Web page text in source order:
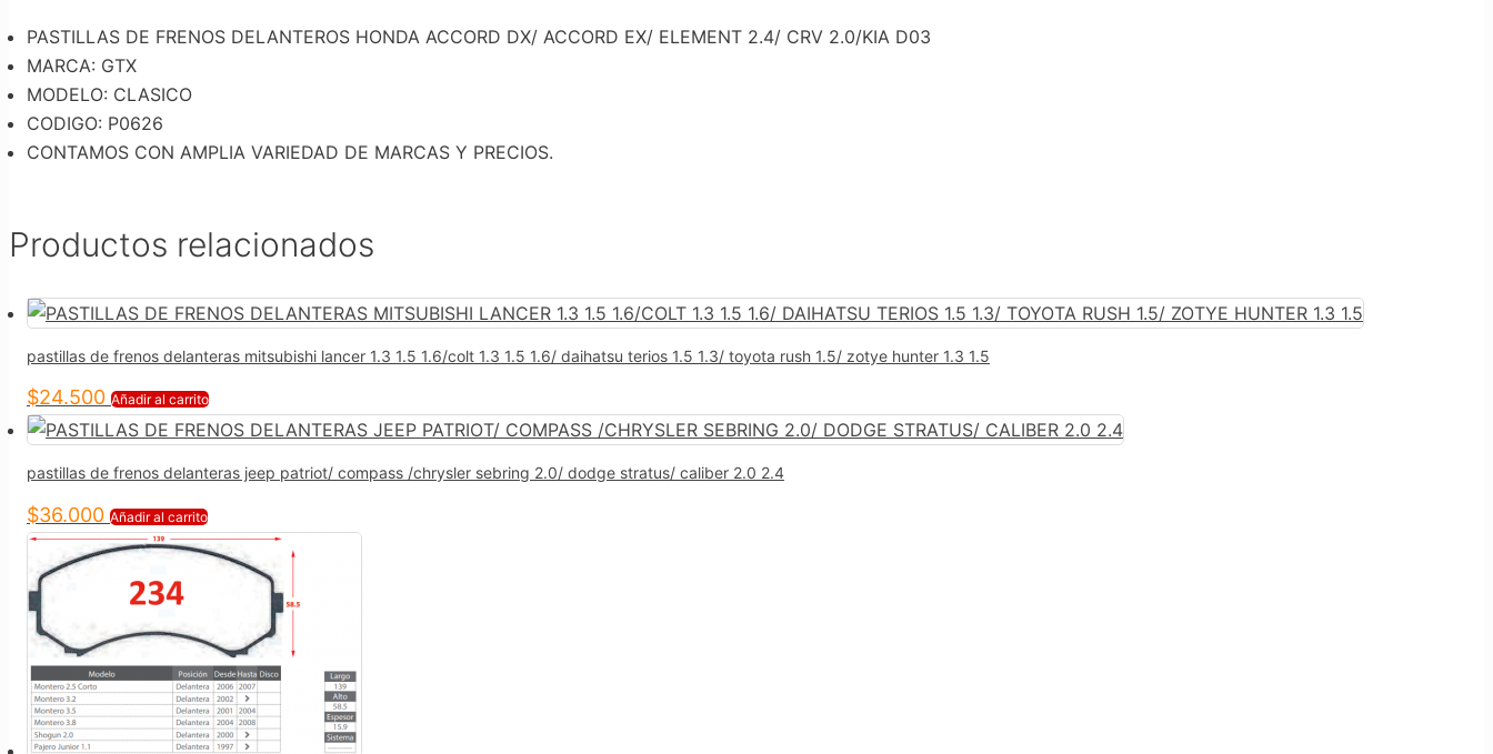
2.4/
CRV
2.0/KIA
D03
PASTILLAS DE FRENOS DELANTEROS HONDA ACCORD DX/ ACCORD EX/ ELEMENT 2.4/ CRV 2.0/KIA D03
MARCA: GTX
MODELO: CLASICO
CODIGO: P0626
CONTAMOS CON AMPLIA VARIEDAD DE MARCAS Y PRECIOS.
Productos relacionados
pastillas de frenos delanteras mitsubishi lancer 1.3 1.5 1.6/colt 1.3 1.5 1.6/ daihatsu terios 1.5 1.3/ toyota rush 1.5/ zotye hunter 1.3 1.5
$24.500 Añadir al carrito
pastillas de frenos delanteras jeep patriot/ compass /chrysler sebring 2.0/ dodge stratus/ caliber 2.0 2.4
$36.000 Añadir al carrito